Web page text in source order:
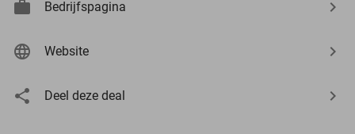
Bedrijfspagina
Website
Deel deze deal